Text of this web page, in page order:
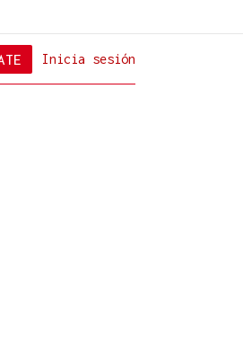
Inicia sesión